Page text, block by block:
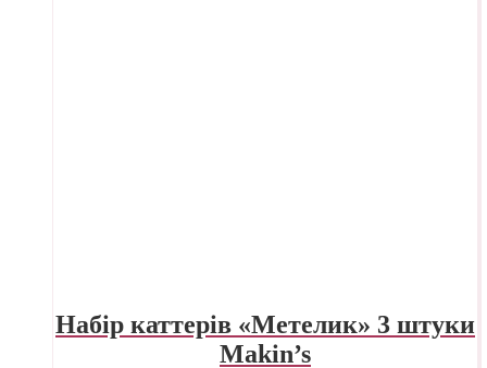
Набір каттерів «Метелик» 3 штуки
Makin’s